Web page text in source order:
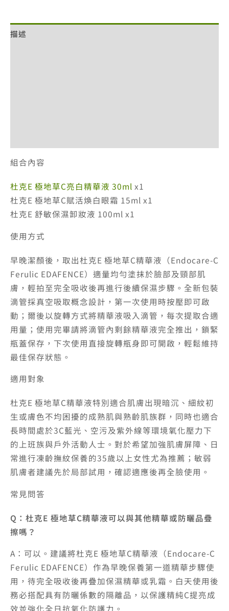
組
(義
描述
組合內容
杜克E 極地草C亮白精華液 30ml x1
杜克E 極地草C賦活煥白眼霜 15ml x1
杜克E 舒敏保濕卸妝液 100ml x1
使用方式
早晚潔顏後，取出杜克E 極地草C精華液（Endocare-C
Ferulic EDAFENCE）適量均勻塗抹於臉部及頸部肌
膚，輕拍至完全吸收後再進行後續保濕步驟。全新包裝
滴管採真空吸取概念設計，第一次使用時按壓即可啟
動；爾後以旋轉方式將精華液吸入滴管，每次提取合適
用量；使用完畢請將滴管內剩餘精華液完全推出，鎖緊
瓶蓋保存，下次使用直接旋轉瓶身即可開啟，輕鬆維持
最佳保存狀態。
適用對象
杜克E 極地草C精華液特別適合肌膚出現暗沉、細紋初
生或膚色不均困擾的成熟肌與熟齡肌族群，同時也適合
長時間處於3C藍光、空污及紫外線等環境氧化壓力下
的上班族與戶外活動人士。對於希望加強肌膚屏障、日
常進行凍齡撫紋保養的35歲以上女性尤為推薦；敏弱
肌膚者建議先於局部試用，確認適應後再全臉使用。
常見問答
Q：杜克E 極地草C精華液可以與其他精華或防曬品疊
擦嗎？
A：可以。建議將杜克E 極地草C精華液（Endocare-C
Ferulic EDAFENCE）作為早晚保養第一道精華步驟使
用，待完全吸收後再疊加保濕精華或乳霜。白天使用後
務必搭配具有防曬係數的隔離品，以保護精純C提亮成
效並強化全日抗氧化防護力。